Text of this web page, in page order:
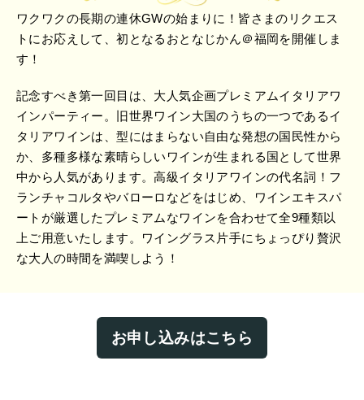
ワクワクの長期の連休GWの始まりに！皆さまのリクエス
トにお応えして、初となるおとなじかん＠福岡を開催しま
す！
記念すべき第一回目は、大人気企画プレミアムイタリアワ
インパーティー。旧世界ワイン大国のうちの一つであるイ
タリアワインは、型にはまらない自由な発想の国民性から
か、多種多様な素晴らしいワインが生まれる国として世界
中から人気があります。高級イタリアワインの代名詞！フ
ランチャコルタやバローロなどをはじめ、ワインエキスパ
ートが厳選したプレミアムなワインを合わせて全9種類以
上ご用意いたします。ワイングラス片手にちょっぴり贅沢
な大人の時間を満喫しよう！
お申し込みはこちら